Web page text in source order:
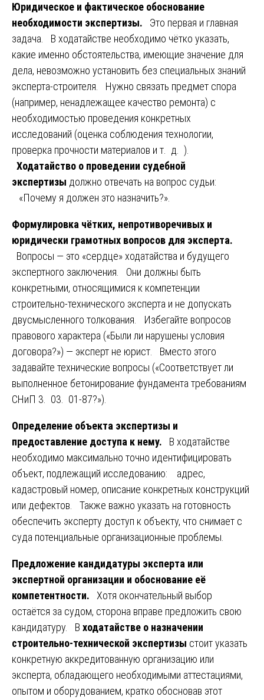
Юридическое и фактическое обоснование
необходимости экспертизы.
Это первая и главная
задача. В ходатайстве необходимо чётко указать,
какие именно обстоятельства, имеющие значение для
дела, невозможно установить без специальных знаний
эксперта-строителя. Нужно связать предмет спора
(например, ненадлежащее качество ремонта) с
необходимостью проведения конкретных
исследований (оценка соблюдения технологии,
проверка прочности материалов и т. д. ).
Ходатайство о проведении судебной
экспертизы должно отвечать на вопрос судьи:
«Почему я должен это назначить?».
Формулировка чётких, непротиворечивых и
юридически грамотных вопросов для эксперта.
Вопросы — это «сердце» ходатайства и будущего
экспертного заключения. Они должны быть
конкретными, относящимися к компетенции
строительно-технического эксперта и не допускать
двусмысленного толкования. Избегайте вопросов
правового характера («Были ли нарушены условия
договора?») — эксперт не юрист. Вместо этого
задавайте технические вопросы («Соответствует ли
выполненное бетонирование фундамента требованиям
СНиП 3. 03. 01-87?»).
Определение объекта экспертизы и
предоставление доступа к нему.
В ходатайстве
необходимо максимально точно идентифицировать
объект, подлежащий исследованию: адрес,
кадастровый номер, описание конкретных конструкций
или дефектов. Также важно указать на готовность
обеспечить эксперту доступ к объекту, что снимает с
суда потенциальные организационные проблемы.
Предложение кандидатуры эксперта или
экспертной организации и обоснование её
компетентности.
Хотя окончательный выбор
остаётся за судом, сторона вправе предложить свою
кандидатуру. В ходатайстве о назначении
строительно-технической экспертизы стоит указать
конкретную аккредитованную организацию или
эксперта, обладающего необходимыми аттестациями,
опытом и оборудованием, кратко обосновав этот